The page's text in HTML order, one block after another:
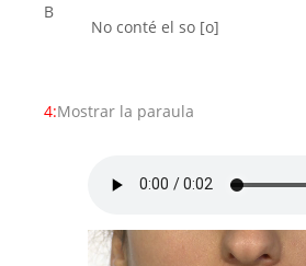
B
No conté el so [o]
4:Mostrar la paraula